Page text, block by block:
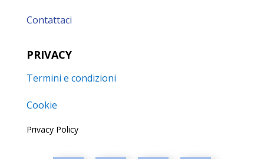
Contattaci
PRIVACY
Termini e condizioni
Cookie
Privacy Policy